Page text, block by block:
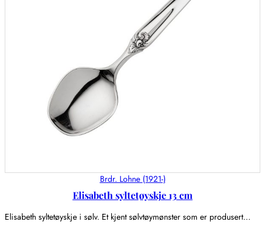
Brdr. Lohne (1921-)
Elisabeth syltetøyskje 13 cm
Elisabeth syltetøyskje i sølv. Et kjent sølvtøymønster som er produsert…